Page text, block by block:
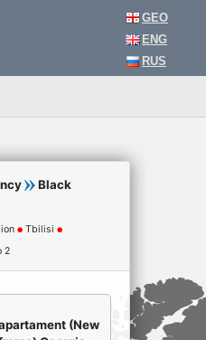
GEO
ENG
RUS
Black
Tbilisi
2
(New